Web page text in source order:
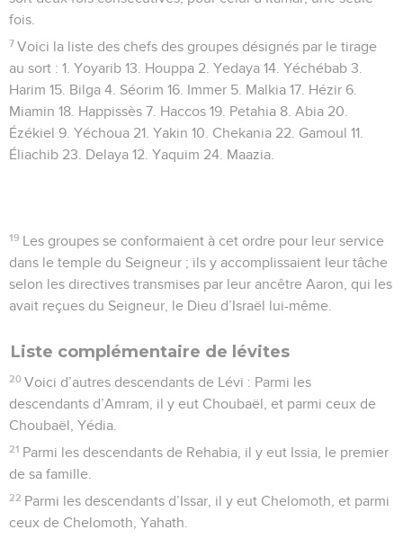
fois.
7 Voici la liste des chefs des groupes désignés par le tirage
au sort : 1. Yoyarib 13. Houppa 2. Yedaya 14. Yéchébab 3.
Harim 15. Bilga 4. Séorim 16. Immer 5. Malkia 17. Hézir 6.
Miamin 18. Happissès 7. Haccos 19. Petahia 8. Abia 20.
Ézékiel 9. Yéchoua 21. Yakin 10. Chekania 22. Gamoul 11.
Éliachib 23. Delaya 12. Yaquim 24. Maazia.
19 Les groupes se conformaient à cet ordre pour leur service
dans le temple du Seigneur ; ils y accomplissaient leur tâche
selon les directives transmises par leur ancêtre Aaron, qui les
avait reçues du Seigneur, le Dieu d’Israël lui-même.
Liste complémentaire de lévites
20 Voici d’autres descendants de Lévi : Parmi les
descendants d’Amram, il y eut Choubaël, et parmi ceux de
Choubaël, Yédia.
21 Parmi les descendants de Rehabia, il y eut Issia, le premier
de sa famille.
22 Parmi les descendants d’Issar, il y eut Chelomoth, et parmi
ceux de Chelomoth, Yahath.